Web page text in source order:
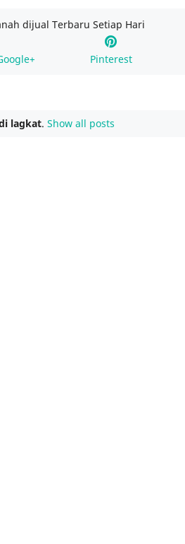
dijual Terbaru Setiap Hari
Pinterest
lagkat. Show all posts